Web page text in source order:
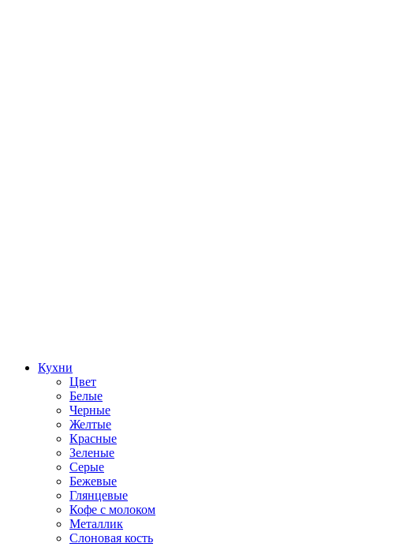
Кухни
Цвет
Белые
Черные
Желтые
Красные
Зеленые
Серые
Бежевые
Глянцевые
Кофе с молоком
Металлик
Слоновая кость